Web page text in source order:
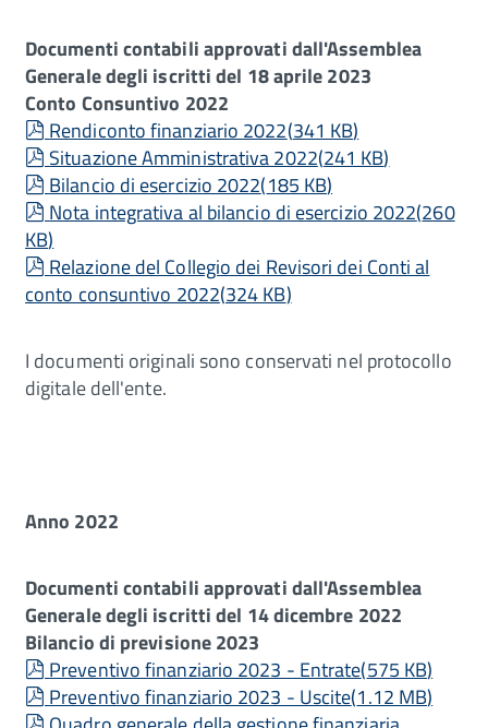
Documenti contabili approvati dall'Assemblea
Generale degli iscritti del 18 aprile 2023
Conto Consuntivo 2022
pdf
Rendiconto finanziario 2022(341 KB)
pdf
Situazione Amministrativa 2022(241 KB)
pdf
Bilancio di esercizio 2022(185 KB)
pdf
Nota integrativa al bilancio di esercizio 2022(260
KB)
pdf
Relazione del Collegio dei Revisori dei Conti al
conto consuntivo 2022(324 KB)
I documenti originali sono conservati nel protocollo
digitale dell'ente.
Anno 2022
Documenti contabili approvati dall'Assemblea
Generale degli iscritti del 14 dicembre 2022
Bilancio di previsione 2023
pdf
Preventivo finanziario 2023 - Entrate(575 KB)
pdf
Preventivo finanziario 2023 - Uscite(1.12 MB)